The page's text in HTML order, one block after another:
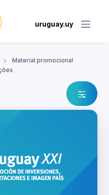
uruguay.uy
Material promocional